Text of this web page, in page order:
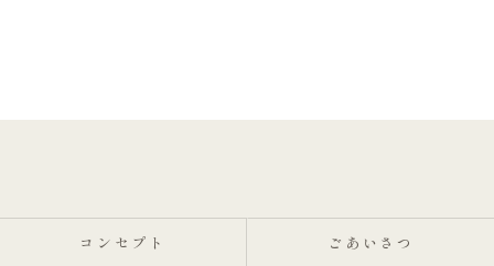
コンセプト ごあいさつ